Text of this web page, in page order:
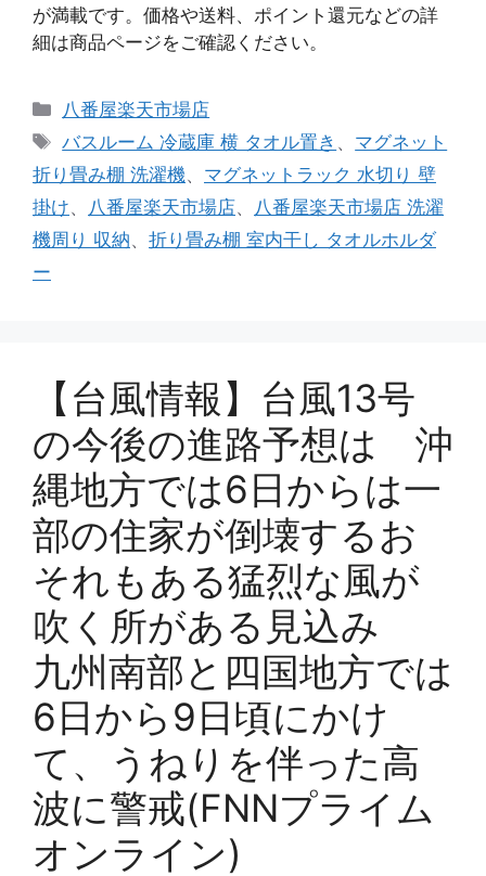
が満載です。価格や送料、ポイント還元などの詳
細は商品ページをご確認ください。
カ
テ
リ
ー
八番屋楽天市場店
タ
グ
バスルーム 冷蔵庫 横 タオル置き 、 マグネット
折り畳み棚 洗濯機、 マグネットラック 水切り 壁
掛け、 八番屋楽天市場店、 八番屋楽天市場店 洗濯
機周り 収納、 折り畳み棚 室内干し タオルホルダ
ー
【台風情報】台風13号
の今後の進路予想は 沖
縄地方では6日からは一
部の住家が倒壊するお
それもある猛烈な風が
吹く所がある見込み
九州南部と四国地方では
6日から9日頃にかけ
て、うねりを伴った高
波に警戒(FNNプライム
オンライン)